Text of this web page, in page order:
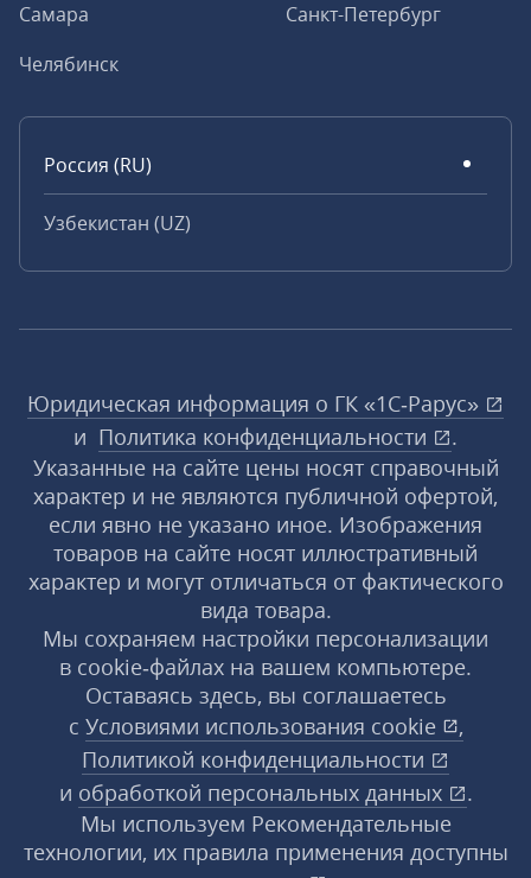
Самара
Санкт-Петербург
Челябинск
Россия (RU)
Узбекистан (UZ)
Юридическая информация о ГК «1С‑Рарус»
и Политика конфиденциальности
.
Указанные на сайте цены носят справочный
характер и не являются публичной офертой,
если явно не указано иное. Изображения
товаров на сайте носят иллюстративный
характер и могут отличаться от фактического
вида товара.
Мы сохраняем настройки персонализации
в cookie‑файлах на вашем компьютере.
Оставаясь здесь, вы соглашаетесь
с Условиями использования cookie
,
Политикой конфиденциальности
и обработкой персональных данных
.
Мы используем Рекомендательные
технологии, их правила применения доступны